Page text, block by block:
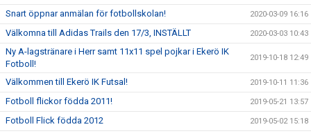
Snart öppnar anmälan för fotbollskolan! 2020-03-09 16:16
Välkomna till Adidas Trails den 17/3, INSTÄLLT 2020-03-03 10:43
Ny A-lagstränare i Herr samt 11x11 spel pojkar i Ekerö IK
Fotboll!
2019-10-18 12:49
Välkommen till Ekerö IK Futsal! 2019-10-11 11:36
Fotboll flickor födda 2011! 2019-05-21 13:57
Fotboll Flick födda 2012 2019-05-02 15:18